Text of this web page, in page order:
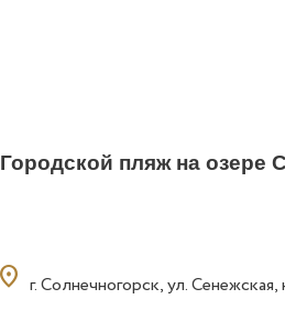
Городской пляж на озере
г. Солнечногорск, ул.